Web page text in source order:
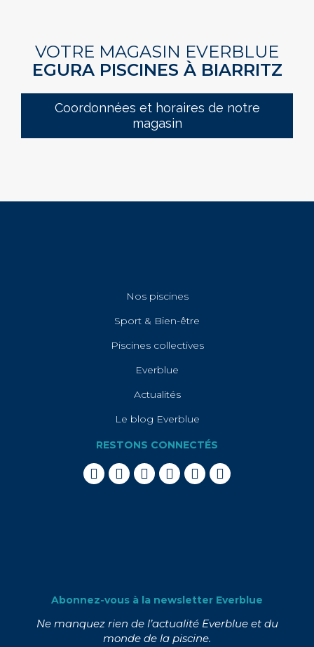
VOTRE MAGASIN EVERBLUE
EGURA PISCINES À BIARRITZ
Coordonnées et horaires de notre
magasin
Nos piscines
Sport & Bien-être
Piscines collectives
Everblue
Actualités
Le blog Everblue
RESTONS CONNECTÉS
Abonnez-vous à la newsletter Everblue
Ne manquez rien de l’actualité Everblue et du
monde de la piscine.